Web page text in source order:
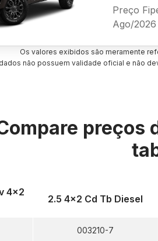
Preço
Ago/2026
Os valores exibidos são meramente
não possuem validade oficial e não
preços
4x2
2.5 4x2 Cd Tb Diesel
003210-7